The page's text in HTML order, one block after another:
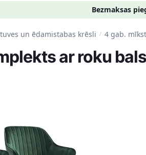
Bezmaksas
un ēdamistabas krēsli / 4 gab.
ar roku